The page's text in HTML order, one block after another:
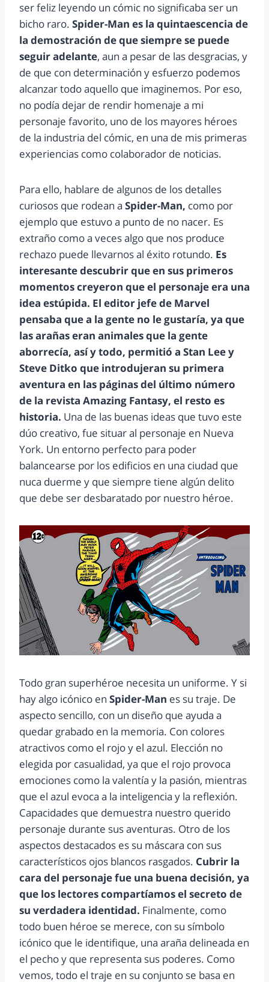
ser feliz leyendo un cómic no significaba ser un
bicho raro. Spider-Man es la quintaescencia de
la demostración de que siempre se puede
seguir adelante, aun a pesar de las desgracias, y
de que con determinación y esfuerzo podemos
alcanzar todo aquello que imaginemos. Por eso,
no podía dejar de rendir homenaje a mi
personaje favorito, uno de los mayores héroes
de la industria del cómic, en una de mis primeras
experiencias como colaborador de noticias.
Para ello, hablare de algunos de los detalles
curiosos que rodean a Spider-Man, como por
ejemplo que estuvo a punto de no nacer. Es
extraño como a veces algo que nos produce
rechazo puede llevarnos al éxito rotundo. Es
interesante descubrir que en sus primeros
momentos creyeron que el personaje era una
idea estúpida. El editor jefe de Marvel
pensaba que a la gente no le gustaría, ya que
las arañas eran animales que la gente
aborrecía, así y todo, permitió a Stan Lee y
Steve Ditko que introdujeran su primera
aventura en las páginas del último número
de la revista Amazing Fantasy, el resto es
historia. Una de las buenas ideas que tuvo este
dúo creativo, fue situar al personaje en Nueva
York. Un entorno perfecto para poder
balancearse por los edificios en una ciudad que
nuca duerme y que siempre tiene algún delito
que debe ser desbaratado por nuestro héroe.
Todo gran superhéroe necesita un uniforme. Y si
hay algo icónico en Spider-Man es su traje. De
aspecto sencillo, con un diseño que ayuda a
quedar grabado en la memoria. Con colores
atractivos como el rojo y el azul. Elección no
elegida por casualidad, ya que el rojo provoca
emociones como la valentía y la pasión, mientras
que el azul evoca a la inteligencia y la reflexión.
Capacidades que demuestra nuestro querido
personaje durante sus aventuras. Otro de los
aspectos destacados es su máscara con sus
característicos ojos blancos rasgados. Cubrir la
cara del personaje fue una buena decisión, ya
que los lectores compartíamos el secreto de
su verdadera identidad. Finalmente, como
todo buen héroe se merece, con su símbolo
icónico que le identifique, una araña delineada en
el pecho y que representa sus poderes. Como
vemos, todo el traje en su conjunto se basa en